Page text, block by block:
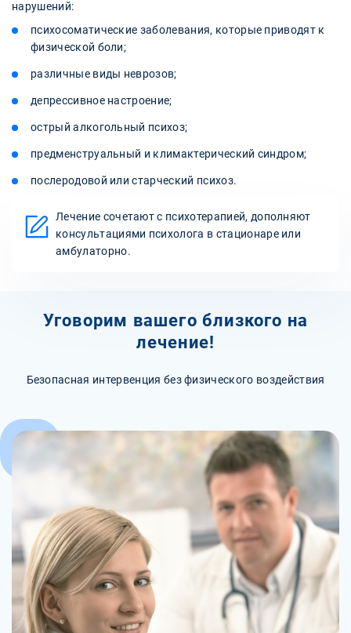
нарушений:
психосоматические заболевания, которые приводят к
физической боли;
различные виды неврозов;
депрессивное настроение;
острый алкогольный психоз;
предменструальный и климактерический синдром;
послеродовой или старческий психоз.
Лечение сочетают с психотерапией, дополняют
консультациями психолога в стационаре или
амбулаторно.
Уговорим вашего близкого на
лечение!
Безопасная интервенция без физического воздействия